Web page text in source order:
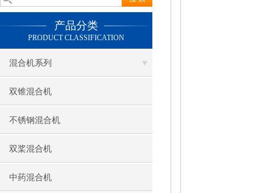
产品分类
PRODUCT CLASSIFICATION
混合机系列
双锥混合机
不锈钢混合机
双桨混合机
中药混合机